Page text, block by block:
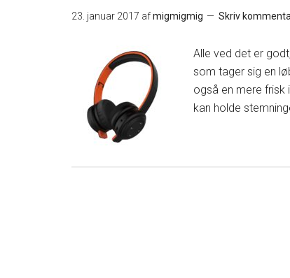
23. januar 2017 afmigmigmig Skriv
Alle ved det er
som tager sig en
også en mere frisk
kan holde